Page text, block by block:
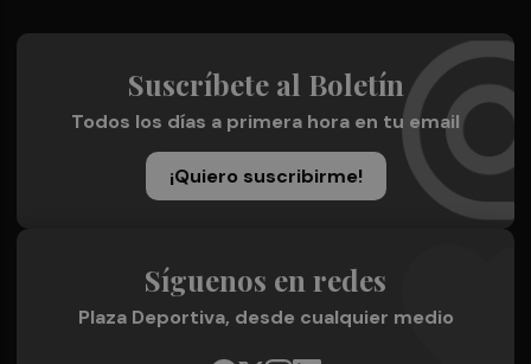
Suscríbete al Boletín
Todos los días a primera hora en tu email
¡Quiero suscribirme!
Síguenos en redes
Plaza Deportiva, desde cualquier medio